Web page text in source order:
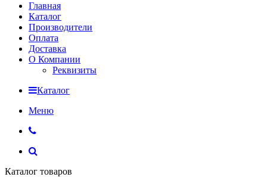
Главная
Каталог
Производители
Оплата
Доставка
О Компании
Реквизиты
Каталог
Меню
Каталог товаров